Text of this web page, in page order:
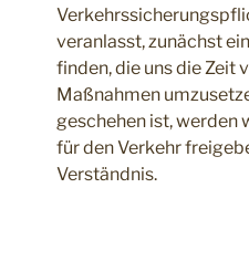
veranlasst, zunächst
finden, die uns die Zeit
Maßnahmen
geschehen ist, werden
für den Verkehr
Verständnis.